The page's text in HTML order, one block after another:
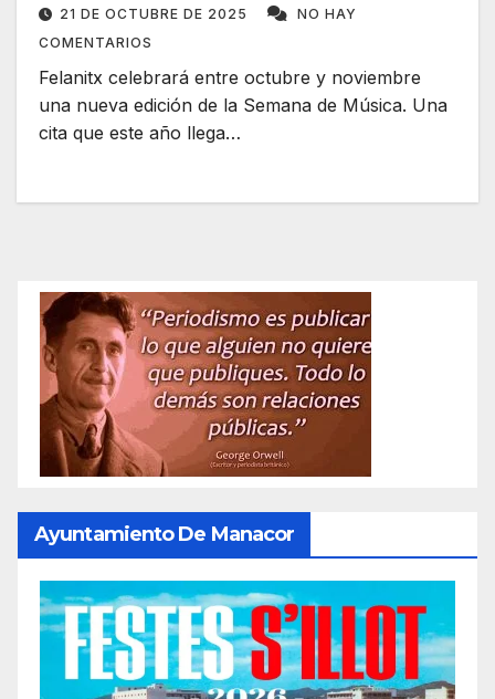
21 DE OCTUBRE DE 2025
NO HAY
COMENTARIOS
Felanitx celebrará entre octubre y noviembre
una nueva edición de la Semana de Música. Una
cita que este año llega…
Ayuntamiento De Manacor